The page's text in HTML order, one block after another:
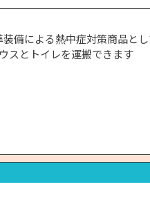
備による熱中症対策商品と
スとトイレを運搬できます